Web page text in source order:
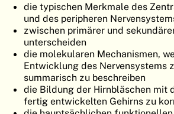
ATLAS
die typischen Merkmale des
und des peripheren
zwischen primärer und
unterscheiden
die molekularen Mechanismen,
Entwicklung des Nervensystems
summarisch zu beschreiben
die Bildung der Hirnbläschen mit
fertig entwickelten Gehirns zu